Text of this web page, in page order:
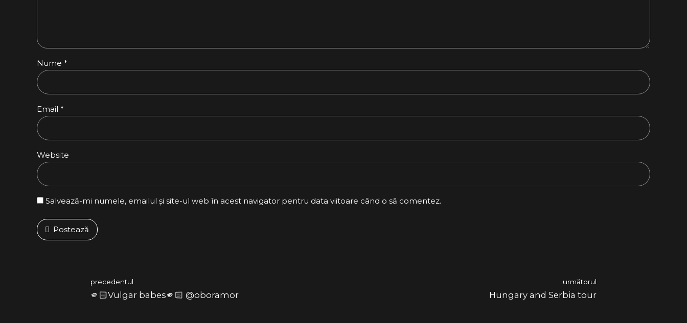
Nume *
Email *
Website
Salvează-mi numele, emailul și site-ul web în acest navigator pentru data viitoare când o să comentez.
Postează
precedentul
🫵🏻Vulgar babes🫵🏻 @oboramor
următorul
Hungary and Serbia tour